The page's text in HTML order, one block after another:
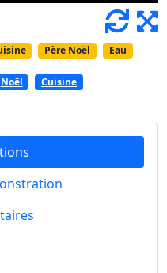
Père Noël Eau
Noël
Cuisine